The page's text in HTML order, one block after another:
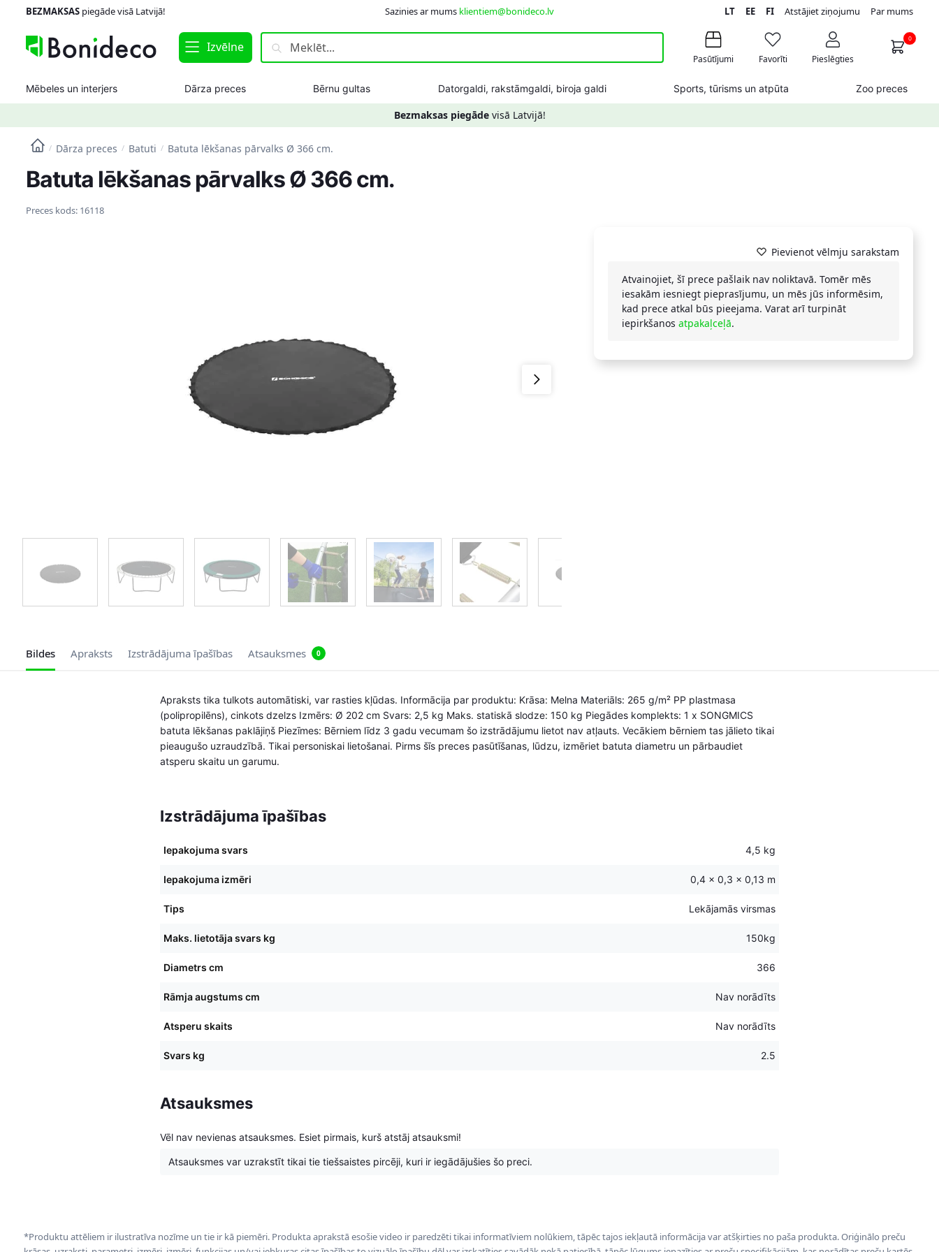
navigation
content
BEZMAKSASpiegāde visā Latvijā! Sazinies ar mums klientiem@bonideco.lv LT EE FIAtstājiet ziņojumu Par mums
Izvēlne
Meklēt:
Pasūtījumi Favorīti Pieslēgties
0
Mēbeles un interjers Dārza preces Bērnu gultas Datorgaldi, rakstāmgaldi, biroja galdi Sports, tūrisms un atpūta Zoo preces
Bezmaksas piegādevisā Latvijā!
/ Dārza preces / Batuti / Batuta lēkšanas pārvalks Ø 366 cm.
Batuta lēkšanas pārvalks Ø 366 cm.
Preces kods: 16118
Pievienot vēlmju sarakstam
Atvainojiet, šī prece pašlaik nav noliktavā. Tomēr mēs
iesakām iesniegt pieprasījumu, un mēs jūs informēsim,
kad prece atkal būs pieejama. Varat arī turpināt
iepirkšanos atpakaļceļā.
Bildes Apraksts Izstrādājuma īpašības Atsauksmes 0
Apraksts tika tulkots automātiski, var rasties kļūdas. Informācija par produktu: Krāsa: Melna Materiāls: 265 g/m² PP plastmasa
(polipropilēns), cinkots dzelzs Izmērs: Ø 202 cm Svars: 2,5 kg Maks. statiskā slodze: 150 kg Piegādes komplekts: 1 x SONGMICS
batuta lēkšanas paklājiņš Piezīmes: Bērniem līdz 3 gadu vecumam šo izstrādājumu lietot nav atļauts. Vecākiem bērniem tas jālieto tikai
pieaugušo uzraudzībā. Tikai personiskai lietošanai. Pirms šīs preces pasūtīšanas, lūdzu, izmēriet batuta diametru un pārbaudiet
atsperu skaitu un garumu.
Izstrādājuma īpašības
Iepakojuma svars 4,5 kg
Iepakojuma izmēri 0,4 × 0,3 × 0,13 m
Tips Lekājamās virsmas
Maks. lietotāja svars kg 150kg
Diametrs cm 366
Rāmja augstums cm Nav norādīts
Atsperu skaits Nav norādīts
Svars kg 2.5
Atsauksmes
Vēl nav nevienas atsauksmes. Esiet pirmais, kurš atstāj atsauksmi!
Atsauksmes var uzrakstīt tikai tie tiešsaistes pircēji, kuri ir iegādājušies šo preci.
*Produktu attēliem ir ilustratīva nozīme un tie ir kā piemēri. Produkta aprakstā esošie video ir paredzēti tikai informatīviem nolūkiem, tāpēc tajos iekļautā informācija var atšķirties no paša produkta. Oriģinālo preču